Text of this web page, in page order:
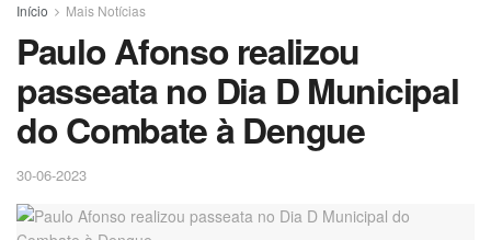
Início Mais Notícias
Paulo Afonso realizou
passeata no Dia D Municipal
do Combate à Dengue
30-06-2023